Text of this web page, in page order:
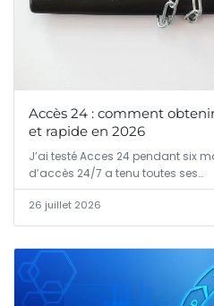
Accès 24 : comment
et rapide en 2026
J’ai testé Acces 24 pendant six
d’accès 24/7 a tenu toutes ses…
26 juillet 2026